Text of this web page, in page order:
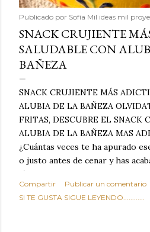
Publicado por Sofía Mil ideas mil
SNACK CRUJIENTE
SALUDABLE CON
BAÑEZA
SNACK CRUJIENTE MÁS
ALUBIA DE LA BAÑEZA
FRITAS, DESCUBRE EL SNACK
ALUBIA DE LA BAÑEZA MAS
¿Cuántas veces te ha apurado
o justo antes de cenar y has
típicas patatas de bolsa, frutos
ultraprocesados llenos de grasas
Todos hemos estado ahí. Sin
Compartir
Publicar un comentario
SI TE GUSTA SIGUE LEYENDO............